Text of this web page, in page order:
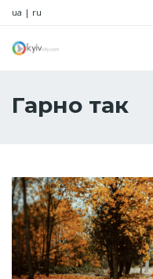
ua | ru
Гарно так